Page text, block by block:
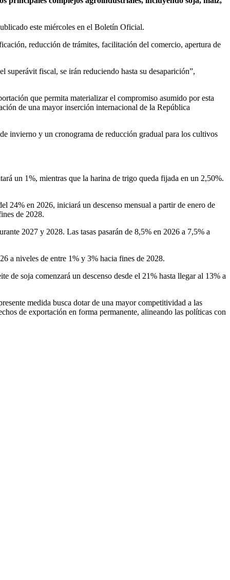
este miércoles en el Boletín Oficial.
reducción de trámites, facilitación del comercio, apertura de
superávit fiscal, se irán reduciendo hasta su desaparición”,
que permita materializar el compromiso asumido por esta
de una mayor inserción internacional de la República
invierno y un cronograma de reducción gradual para los cultivos
un 1%, mientras que la harina de trigo queda fijada en un 2,50%.
24% en 2026, iniciará un descenso mensual a partir de enero de
de 2028.
2027 y 2028. Las tasas pasarán de 8,5% en 2026 a 7,5% a
a niveles de entre 1% y 3% hacia fines de 2028.
de soja comenzará un descenso desde el 21% hasta llegar al 13% a
medida busca dotar de una mayor competitividad a las
de exportación en forma permanente, alineando las políticas con